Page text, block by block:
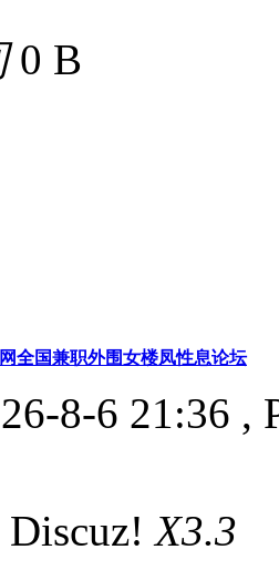
0 B
全国兼职外围女楼凤性息论坛
8-6 21:36 ,
Discuz!X3.3